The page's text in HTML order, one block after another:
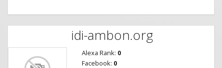
idi-ambon.org
Alexa Rank: 0
Facebook: 0